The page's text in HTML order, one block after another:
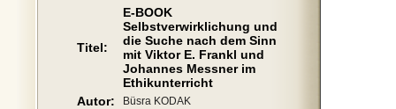
Titel:
E-BOOK
Selbstverwirklichung und
die Suche nach dem Sinn
mit Viktor E. Frankl und
Johannes Messner im
Ethikunterricht
Autor:
Büsra KODAK